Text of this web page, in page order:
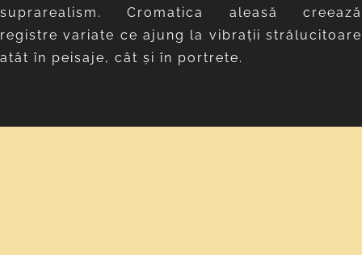
suprarealism. Cromatica aleasă creează
registre variate ce ajung la vibrații strălucitoare
atât în peisaje, cât și în portrete.